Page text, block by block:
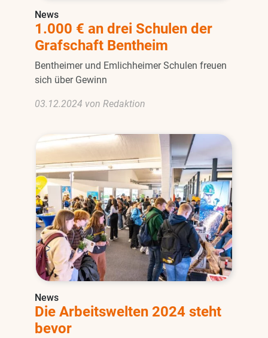
News
1.000 € an drei Schulen der
Grafschaft Bentheim
Bentheimer und Emlichheimer Schulen freuen
sich über Gewinn
03.12.2024 von Redaktion
News
Die Arbeitswelten 2024 steht
bevor